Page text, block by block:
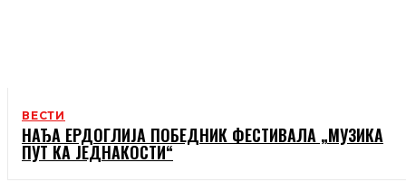
ВЕСТИ
НАЂА ЕРДОГЛИЈА ПОБЕДНИК ФЕСТИВАЛА „МУЗИКА
ПУТ КА ЈЕДНАКОСТИ“